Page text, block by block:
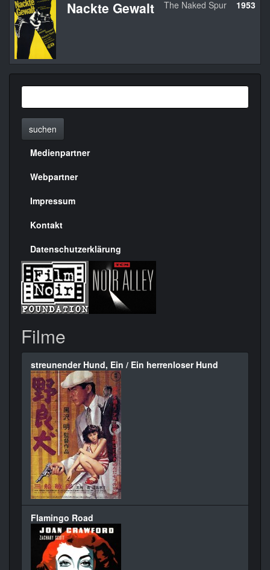
Nackte Gewalt The Naked Spur 1953
suchen
Menülinks
rechte
Seite
Medienpartner
Webpartner
Impressum
Kontakt
Datenschutzerklärung
Filme
streunender Hund, Ein / Ein herrenloser Hund
Flamingo Road